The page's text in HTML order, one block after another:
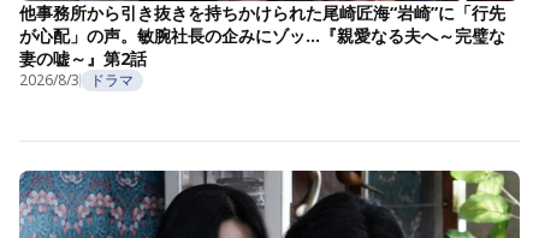
他事務所から引き抜きを持ちかけられた尾崎匠海“岩崎”に「行先
が心配」の声。敏腕社長の企みにゾッ…『親愛なる夫へ～完璧な
妻の嘘～』第2話
2026/8/3 ドラマ